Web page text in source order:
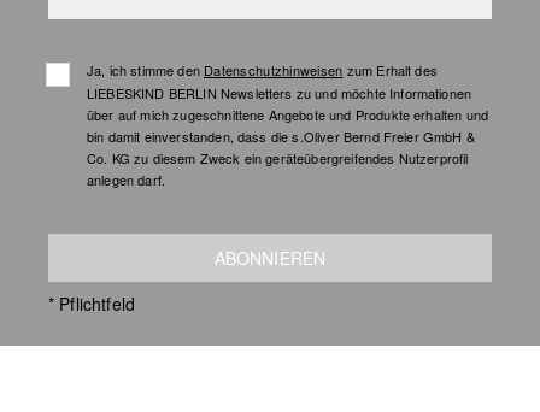
Ja, ich stimme den Datenschutzhinweisen zum Erhalt des
LIEBESKIND BERLIN Newsletters zu und möchte Informationen
über auf mich zugeschnittene Angebote und Produkte erhalten und
bin damit einverstanden, dass die s.Oliver Bernd Freier GmbH &
Co. KG zu diesem Zweck ein geräteübergreifendes Nutzerprofil
anlegen darf.
ABONNIEREN
* Pflichtfeld